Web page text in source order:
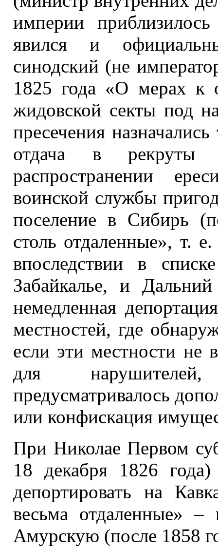
империи
явился и
синодский (не
1825 года «О мерах к
жидовской секты под
пресечения
отдача в рекруты
распространении
воинской службы
поселение в Сибирь
столь отдаленные», т.
впоследствии в
Забайкалье, и
немедленная
местностей, где
если эти местности не
для
предусматривалось
или конфискация
При Николае Первом
18 декабря 1826
депортировать на
весьма отдаленные»
Амурскую (после 1858